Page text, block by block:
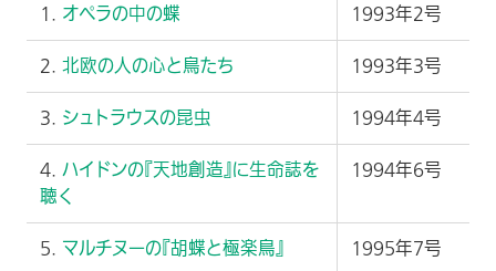
1. オペラの中の蝶 1993年2号
2. 北欧の人の心と鳥たち 1993年3号
3. シュトラウスの昆虫 1994年4号
4. ハイドンの『天地創造』に生命誌を
聴く
1994年6号
5. マルチヌーの『胡蝶と極楽鳥』 1995年7号